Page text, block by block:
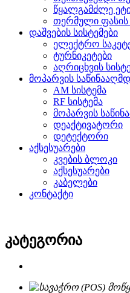
წყალგამძლე
თერმული
დაშვების სისტემები
ელექტრო
ტურნიკეტები
აღრიცხვის
მოპარვის
AM სისტემა
RF სისტემა
მოპარვის
დეაქტივატორი
დეტექტორი
აქსესუარები
კვების ბლოკი
აქსესუარები
კაბელები
კონტაქტი
კატეგორია